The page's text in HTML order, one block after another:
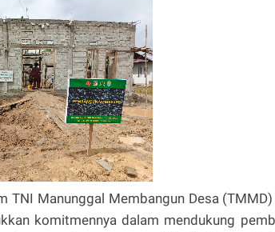
TNI Manunggal Membangun Desa
komitmennya dalam mendukung